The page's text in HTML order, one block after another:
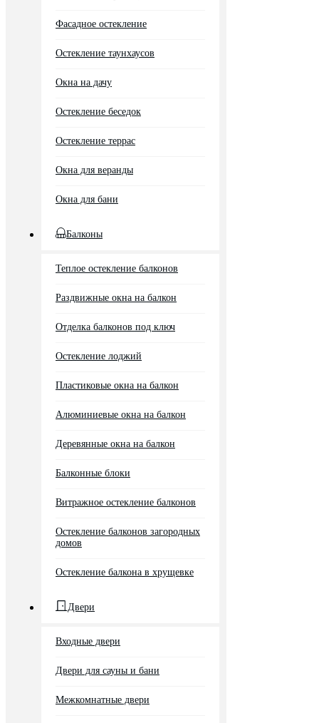
Фасадное остекление
Остекление таунхаусов
Окна на дачу
Остекление беседок
Остекление террас
Окна для веранды
Окна для бани
Балконы
Теплое остекление балконов
Раздвижные окна на балкон
Отделка балконов под ключ
Остекление лоджий
Пластиковые окна на балкон
Алюминиевые окна на балкон
Деревянные окна на балкон
Балконные блоки
Витражное остекление балконов
Остекление балконов загородных
домов
Остекление балкона в хрущевке
Двери
Входные двери
Двери для сауны и бани
Межкомнатные двери